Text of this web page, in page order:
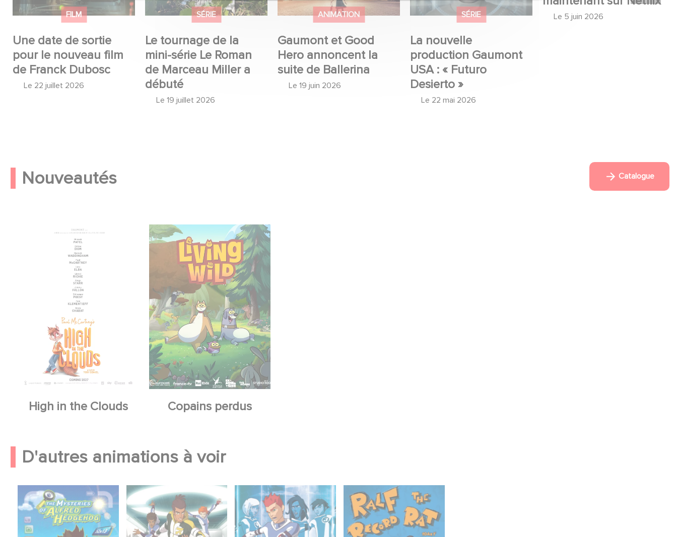
FILM
Une date de sortie
pour le nouveau film
de Franck Dubosc
Le 22 juillet 2026
SÉRIE
Le tournage de la
mini-série Le Roman
de Marceau Miller a
débuté
Le 19 juillet 2026
ANIMATION
Gaumont et Good
Hero annoncent la
suite de Ballerina
Le 19 juin 2026
SÉRIE
La nouvelle
production Gaumont
USA : « Futuro
Desierto »
Le 22 mai 2026
FILM
Nouveautés Catalogue
High in the Clouds Copains perdus
D'autres animations à voir